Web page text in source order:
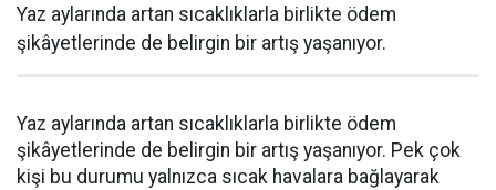
Yaz aylarında artan sıcaklıklarla birlikte ödem
şikâyetlerinde de belirgin bir artış yaşanıyor.
Yaz aylarında artan sıcaklıklarla birlikte ödem
şikâyetlerinde de belirgin bir artış yaşanıyor. Pek çok
kişi bu durumu yalnızca sıcak havalara bağlayarak